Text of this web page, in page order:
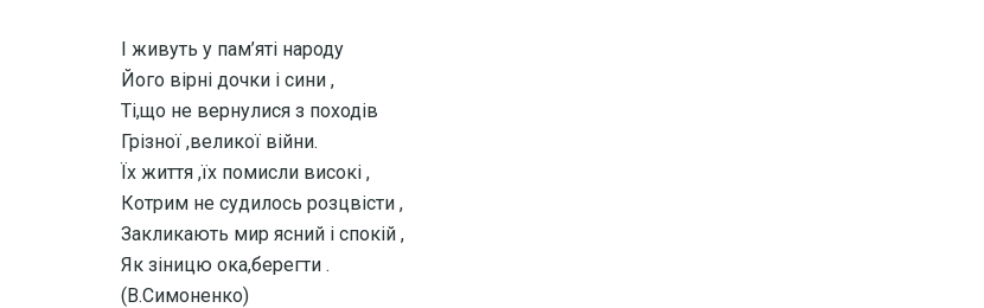
І живуть у пам’яті народу
Його вірні дочки і сини ,
Ті,що не вернулися з походів
Грізної ,великої війни.
Їх життя ,їх помисли високі ,
Котрим не судилось розцвісти ,
Закликають мир ясний і спокій ,
Як зіницю ока,берегти .
(В.Симоненко)